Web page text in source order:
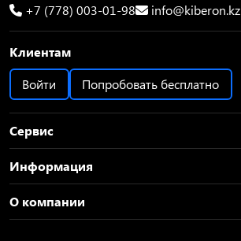
+7 (778) 003-01-98
info@kiberon.kz
Клиентам
Войти
Попробовать бесплатно
Сервис
Информация
О компании